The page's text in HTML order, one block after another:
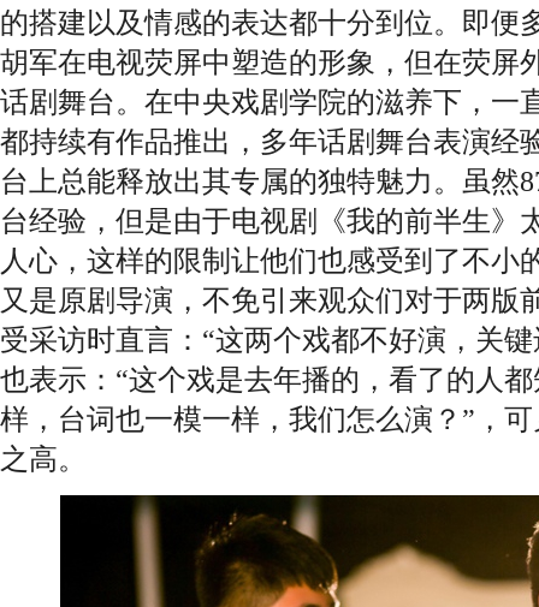
的搭建以及情感的表达都十分到位。即便
胡军在电视荧屏中塑造的形象，但在荧屏
话剧舞台。在中央戏剧学院的滋养下，一
都持续有作品推出，多年话剧舞台表演经
台上总能释放出其专属的独特魅力。虽然
台经验，但是由于电视剧《我的前半生》
人心，这样的限制让他们也感受到了不小
又是原剧导演，不免引来观众们对于两版
受采访时直言：“这两个戏都不好演，关
也表示：“这个戏是去年播的，看了的人
样，台词也一模一样，我们怎么演？”，
之高。